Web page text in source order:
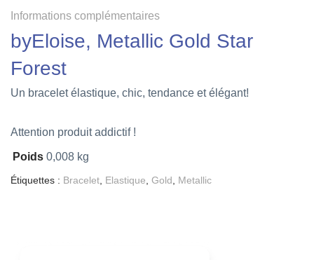
Informations complémentaires
byEloise, Metallic Gold Star
Forest
Un bracelet élastique, chic, tendance et élégant!
Attention produit addictif !
Poids 0,008 kg
Étiquettes : Bracelet Elastique Gold Metallic